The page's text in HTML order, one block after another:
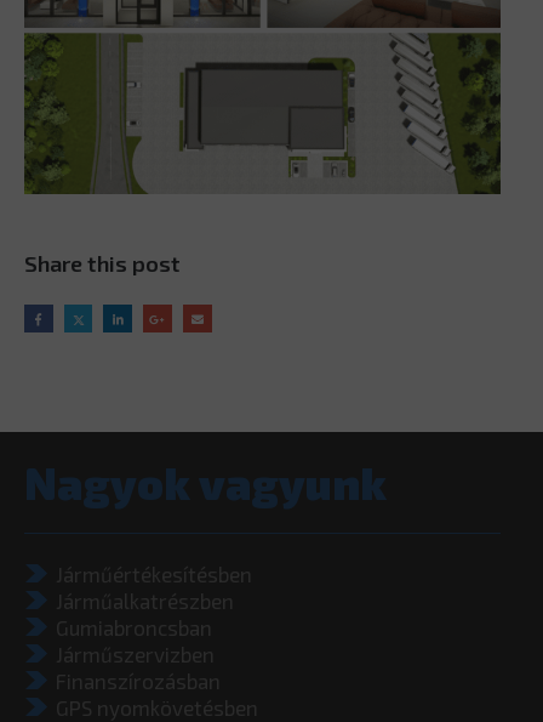
Share this post
Nagyok vagyunk
Járműértékesítésben
Járműalkatrészben
Gumiabroncsban
Járműszervizben
Finanszírozásban
GPS nyomkövetésben